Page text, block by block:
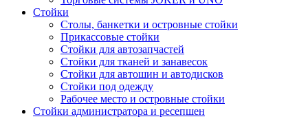
Стойки
Столы, банкетки и островные стойки
Прикассовые стойки
Стойки для автозапчастей
Стойки для тканей и занавесок
Стойки для автошин и автодисков
Стойки под одежду
Рабочее место и островные стойки
Стойки администратора и ресепшен